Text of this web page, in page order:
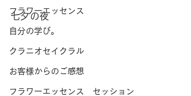
フラワーエッセンス
自分の学び。
クラニオセイクラル
お客様からのご感想
フラワーエッセンス セッション
七夕の夜